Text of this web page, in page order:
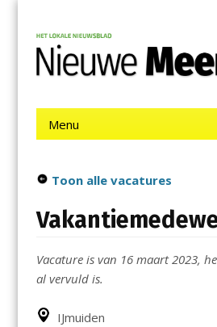
contentNieuwe
Menu
Toon alle vacatures
Vacature is van 16 maart 2023,
al vervuld is.
IJmuiden